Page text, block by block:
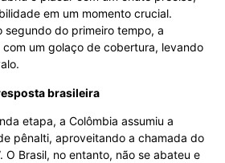
em um momento crucial.
segundo do primeiro tempo, a
um golaço de cobertura, levando
brasileira
etapa, a Colômbia assumiu a
pênalti, aproveitando a chamada do
O Brasil, no entanto, não se abateu e